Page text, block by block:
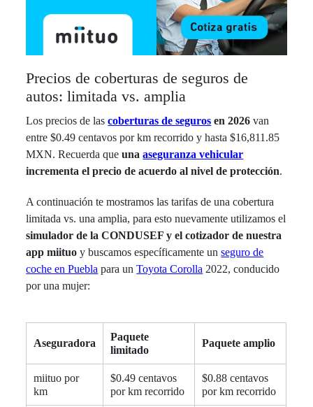
Precios de coberturas de seguros de
autos: limitada vs. amplia
Los precios de las coberturas de seguros en 2026 van
entre $0.49 centavos por km recorrido y hasta $16,811.85
MXN. Recuerda queuna aseguranza vehicular
incrementa el precio de acuerdo al nivel de protección.
A continuación te mostramos las tarifas de una cobertura
limitada vs. una amplia, para esto nuevamente utilizamos el
simulador de la CONDUSEF y el cotizador de nuestra
app miituoy buscamos específicamente un seguro de
coche en Puebla para un Toyota Corolla 2022, conducido
por una mujer:
Aseguradora
Paquete
limitado
Paquete amplio
miituo por
km
$0.49 centavos
por km recorrido
$0.88 centavos
por km recorrido